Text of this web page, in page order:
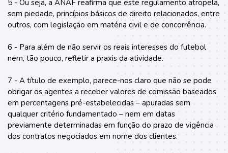
5 - Ou seja, a ANAF reafirma que este regulamento atropela,
sem piedade, princípios básicos de direito relacionados, entre
outros, com legislação em matéria civil e de concorrência.
6 - Para além de não servir os reais interesses do futebol
nem, tão pouco, refletir a praxis da atividade.
7 - A título de exemplo, parece-nos claro que não se pode
obrigar os agentes a receber valores de comissão baseados
em percentagens pré-estabelecidas – apuradas sem
qualquer critério fundamentado – nem em datas
previamente determinadas em função do prazo de vigência
dos contratos negociados em nome dos clientes.